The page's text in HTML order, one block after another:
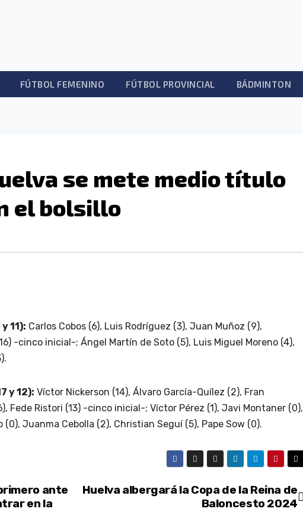
FÚTBOL FEMENINO FÚTBOL PROVINCIAL BÁDMINTON
se mete medio título
el bolsillo
11): Carlos Cobos (6), Luis Rodríguez (3), Juan Muñoz (9),
-cinco inicial-; Ángel Martín de Soto (5), Luis Miguel Moreno (4),
y 12): Víctor Nickerson (14), Álvaro García-Quílez (2), Fran
Fede Ristori (13) -cinco inicial-; Víctor Pérez (1), Javi Montaner (0),
Juanma Cebolla (2), Christian Seguí (5), Pape Sow (0).
Huelva albergará la Copa de la Reina de
Baloncesto 2024
ante
en la